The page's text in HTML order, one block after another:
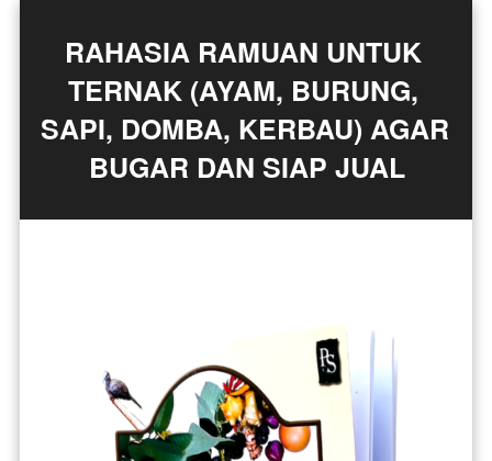
RAHASIA RAMUAN UNTUK
TERNAK (AYAM, BURUNG,
SAPI, DOMBA, KERBAU) AGAR
BUGAR DAN SIAP JUAL